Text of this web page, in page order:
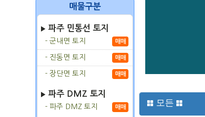
매물구분
파주 민통선 토지
- 군내면 토지 매매
- 진동면 토지 매매
- 장단면 토지 매매
파주 DMZ 토지
- 파주 DMZ 토지 매매 모든